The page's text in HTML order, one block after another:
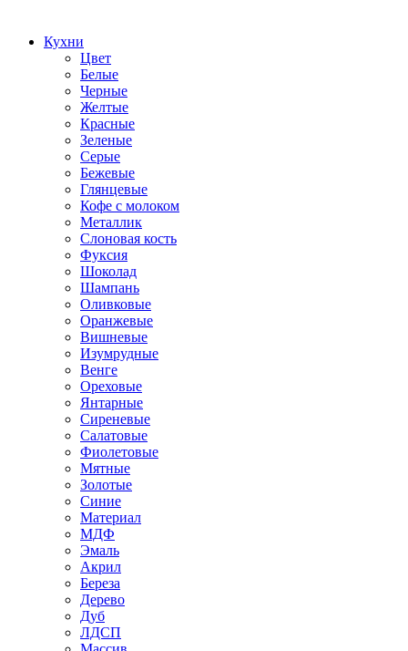
Кухни
Цвет
Белые
Черные
Желтые
Красные
Зеленые
Серые
Бежевые
Глянцевые
Кофе с молоком
Металлик
Слоновая кость
Фуксия
Шоколад
Шампань
Оливковые
Оранжевые
Вишневые
Изумрудные
Венге
Ореховые
Янтарные
Сиреневые
Салатовые
Фиолетовые
Мятные
Золотые
Синие
Материал
МДФ
Эмаль
Акрил
Береза
Дерево
Дуб
ЛДСП